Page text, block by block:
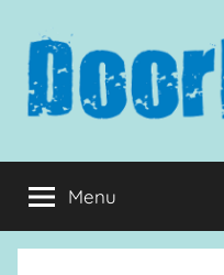
inhoud
springen
Menu